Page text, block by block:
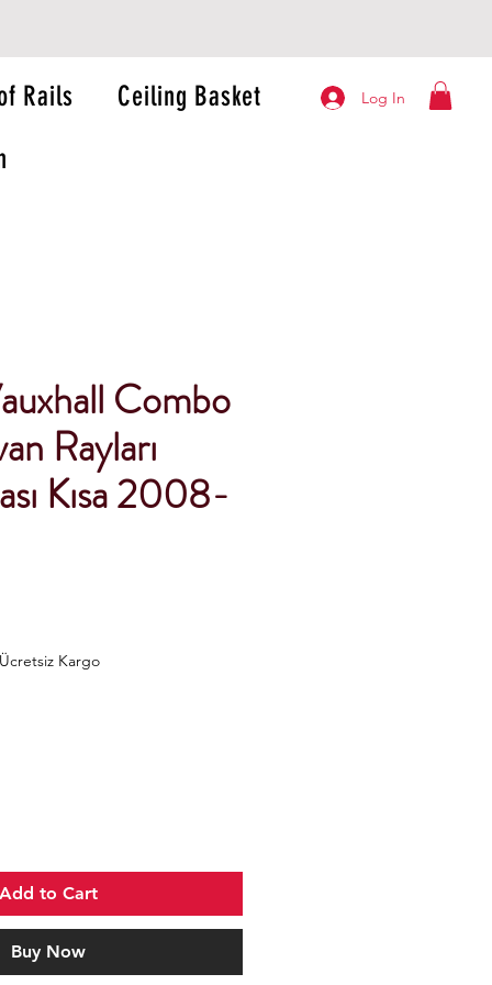
Log In
Rails
Ceiling Basket
Combo
Rayları
Kısa 2008-
Ücretsiz Kargo
Add to Cart
Buy Now